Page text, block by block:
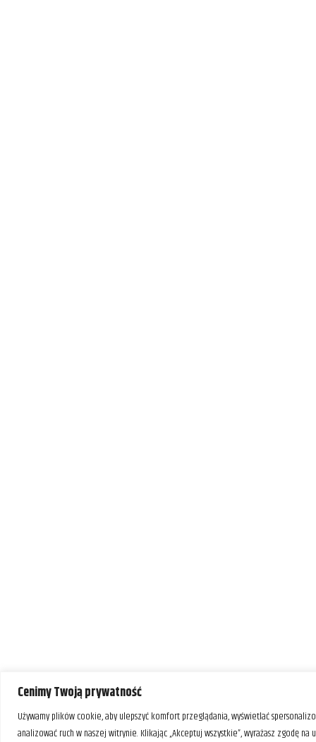
Cenimy Twoją prywatność
Używamy plików cookie, aby ulepszyć komfort przeglądania, wyświetlać
analizować ruch w naszej witrynie. Klikając „Akceptuj wszystkie”, wyrażasz zgodę